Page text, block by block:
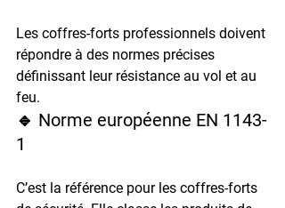
Les coffres-forts professionnels doivent
répondre à des normes précises
définissant leur résistance au vol et au
feu.
🔹 Norme européenne EN 1143-
1
C’est la référence pour les coffres-forts